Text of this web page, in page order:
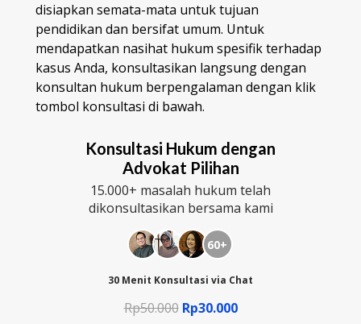
disiapkan semata-mata untuk tujuan
pendidikan dan bersifat umum. Untuk
mendapatkan nasihat hukum spesifik terhadap
kasus Anda, konsultasikan langsung dengan
konsultan hukum berpengalaman dengan klik
tombol konsultasi di bawah.
Konsultasi Hukum dengan
Advokat Pilihan
15.000+ masalah hukum telah
dikonsultasikan bersama kami
60+
30 Menit Konsultasi via Chat
Rp50.000 Rp30.000